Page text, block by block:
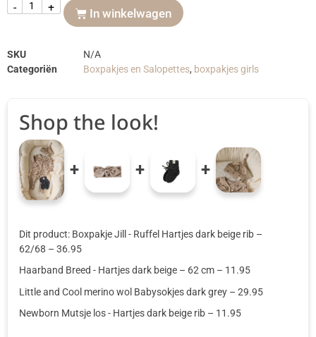
- + In winkelwagen
SKU
N/A
Categoriën
Boxpakjes en Salopettes, boxpakjes girls
Shop the look!
+ + +
Dit product: Boxpakje Jill - Ruffel Hartjes dark beige rib –
62/68 – 36.95
Haarband Breed - Hartjes dark beige – 62 cm – 11.95
Little and Cool merino wol Babysokjes dark grey – 29.95
Newborn Mutsje los - Hartjes dark beige rib – 11.95